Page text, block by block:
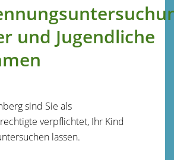
und Jugendliche
sind Sie als
verpflichtet, Ihr Kind
lassen.